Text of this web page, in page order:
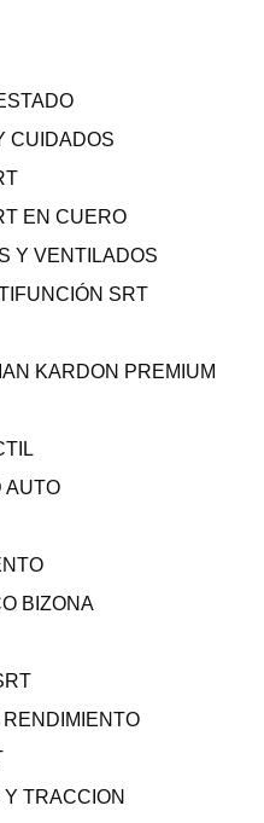
CUIDADOS
EN CUERO
Y VENTILADOS
SRT
KARDON PREMIUM
AUTO
BIZONA
TRACCION